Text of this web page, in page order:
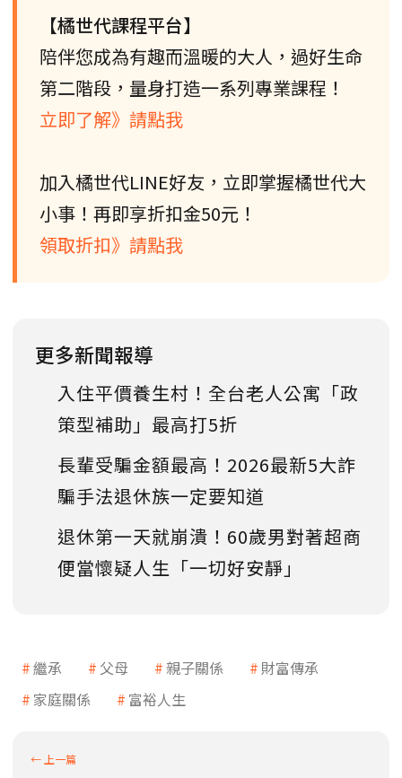
【橘世代課程平台】
陪伴您成為有趣而溫暖的大人，過好生命
第二階段，量身打造一系列專業課程！
立即了解》請點我
加入橘世代LINE好友，立即掌握橘世代大
小事！再即享折扣金50元！
領取折扣》請點我
更多新聞報導
入住平價養生村！全台老人公寓「政
策型補助」最高打5折
長輩受騙金額最高！2026最新5大詐
騙手法退休族一定要知道
退休第一天就崩潰！60歲男對著超商
便當懷疑人生「一切好安靜」
繼承 父母 親子關係
財富傳承
家庭關係
富裕人生